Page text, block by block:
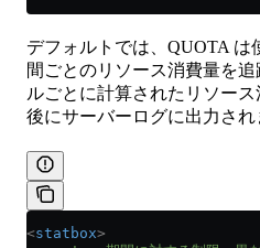
デフォルトでは、QUOTA は
間ごとのリソース消費量を
ルごとに計算されたリソー
後にサーバーログに出力され
<statbox>